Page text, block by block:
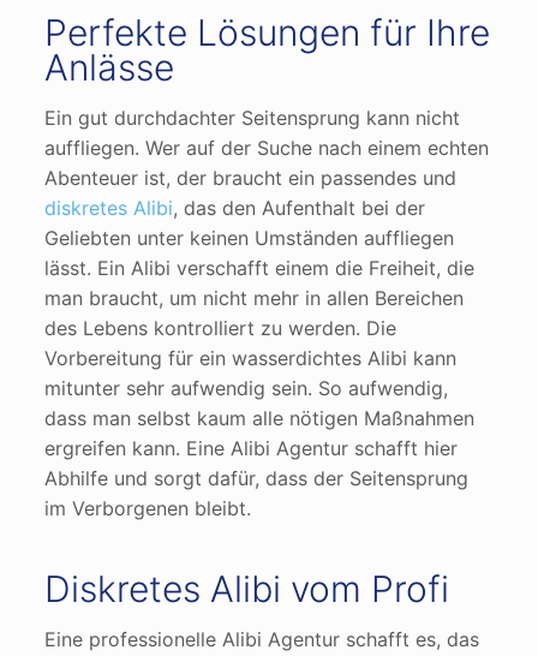
Perfekte Lösungen für Ihre
Anlässe
Ein gut durchdachter Seitensprung kann nicht
auffliegen. Wer auf der Suche nach einem echten
Abenteuer ist, der braucht ein passendes und
diskretes Alibi, das den Aufenthalt bei der
Geliebten unter keinen Umständen auffliegen
lässt. Ein Alibi verschafft einem die Freiheit, die
man braucht, um nicht mehr in allen Bereichen
des Lebens kontrolliert zu werden. Die
Vorbereitung für ein wasserdichtes Alibi kann
mitunter sehr aufwendig sein. So aufwendig,
dass man selbst kaum alle nötigen Maßnahmen
ergreifen kann. Eine Alibi Agentur schafft hier
Abhilfe und sorgt dafür, dass der Seitensprung
im Verborgenen bleibt.
Diskretes Alibi vom Profi
Eine professionelle Alibi Agentur schafft es, das